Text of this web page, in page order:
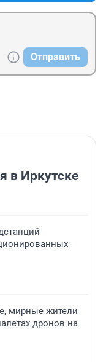
Отправить
в Иркутске
мирные жители
дронов на